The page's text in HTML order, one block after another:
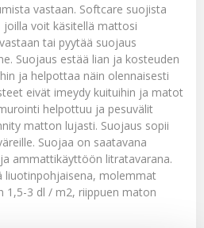
vastaan. Softcare suojista
joilla voit käsitellä mattosi
tai pyytää suojaus
Suojaus estää lian ja kosteuden
ja helpottaa näin olennaisesti
eivät imeydy kuituihin ja matot
helpottuu ja pesuvälit
matton lujasti. Suojaus sopii
Suojaa on saatavana
ammattikäyttöön litratavarana.
liuotinpohjaisena, molemmat
1,5-3 dl / m2, riippuen maton